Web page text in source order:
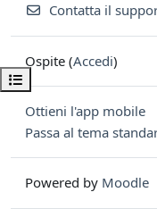
Apri indice del corso
Contatta il
Ospite (Accedi)
Ottieni l'app mobile
Passa al tema
Powered by Moodle